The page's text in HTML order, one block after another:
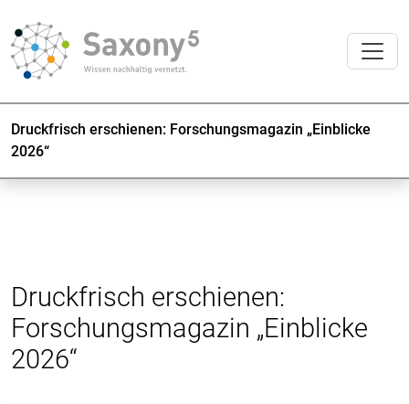
Druckfrisch erschienen: Forschungsmagazin „Einblicke
2026“
Druckfrisch erschienen:
Forschungsmagazin „Einblicke
2026“